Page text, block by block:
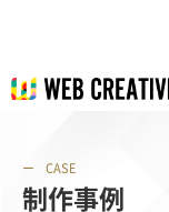
CASE
制作事例